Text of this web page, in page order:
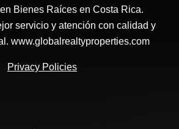
Bienes Raíces en Costa Rica.
servicio y atención con calidad y
www.globalrealtyproperties.com
Privacy Policies